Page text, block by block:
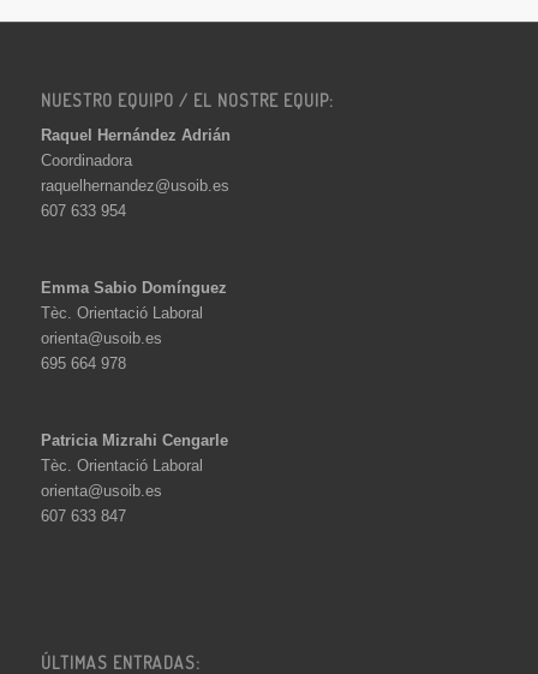
NUESTRO EQUIPO / EL NOSTRE EQUIP:
Raquel Hernández Adrián
Coordinadora
raquelhernandez@usoib.es
607 633 954
Emma Sabio Domínguez
Tèc. Orientació Laboral
orienta@usoib.es
695 664 978
Patricia Mizrahi Cengarle
Tèc. Orientació Laboral
orienta@usoib.es
607 633 847
ÚLTIMAS ENTRADAS: